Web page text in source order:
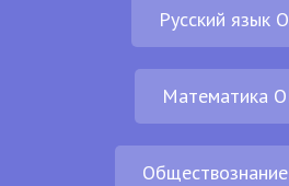
Русский язык
Математика